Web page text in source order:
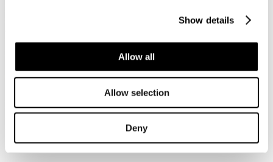
Show details
Allow all
Allow selection
Deny
salute uno dei motivi per mettere al primo posto l’Italia come
turismo ‘medicale’ muove infatti ogni anno nel mondo fino a 14
milioni di persone, di età compresa tra i 45 e i 64 anni.
Leggi tutto...
Febbraio
2018
Conferenza al Mbact: il biennio d’oro del turismo ferroviario